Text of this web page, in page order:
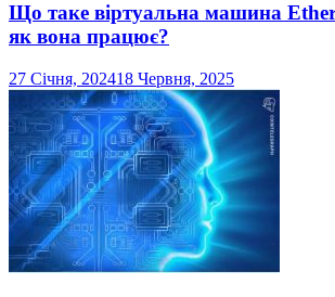
Що таке віртуальна машина
як вона працює?
27 Січня, 202418 Червня, 2025